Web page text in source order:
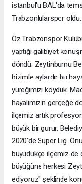
istanbul'u BAL'da
Trabzonlularspor oldu.
Öz Trabzonspor
yaptığı galibiyet
döndü. Zeytinburnu
bizimle aylardır bu
yüreğimizi koyduk.
hayalimizin gerçeğe
ilçemiz artık
büyük bir gurur.
2020'de Süper Lig.
büyüdükçe ilçemiz de
büyüğüne herkesi
ediyoruz" şeklinde